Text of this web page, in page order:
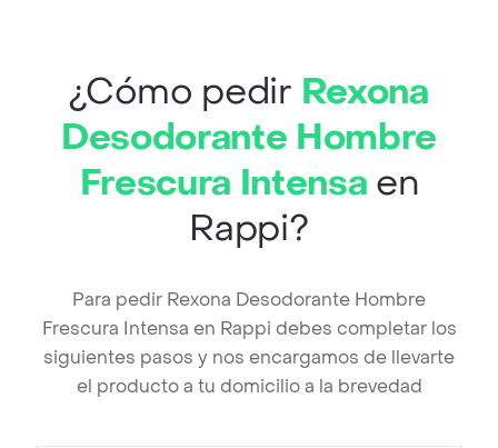
¿Cómo pedir Rexona
Desodorante Hombre
Frescura Intensa en
Rappi?
Para pedir Rexona Desodorante Hombre
Frescura Intensa en Rappi debes completar los
siguientes pasos y nos encargamos de llevarte
el producto a tu domicilio a la brevedad